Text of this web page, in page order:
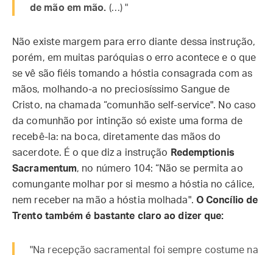
de mão em mão. (…) "
Não existe margem para erro diante dessa instrução,
porém, em muitas paróquias o erro acontece e o que
se vê são fiéis tomando a hóstia consagrada com as
mãos, molhando-a no preciosíssimo Sangue de
Cristo, na chamada “comunhão self-service". No caso
da comunhão por intinção só existe uma forma de
recebê-la: na boca, diretamente das mãos do
sacerdote. É o que diz a instrução Redemptionis
Sacramentum, no número 104: “Não se permita ao
comungante molhar por si mesmo a hóstia no cálice,
nem receber na mão a hóstia molhada". O Concílio de
Trento também é bastante claro ao dizer que:
"Na recepção sacramental foi sempre costume na